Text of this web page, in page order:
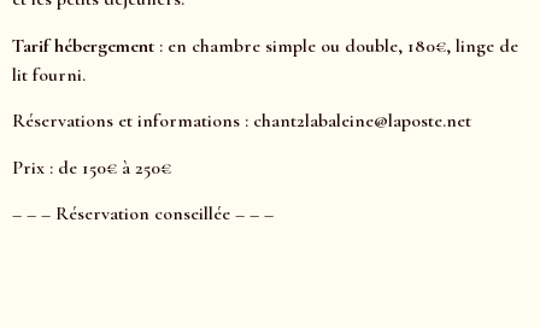
Tarif hébergement : en chambre simple ou double, 180€, linge de
lit fourni.
Réservations et informations : chant2labaleine@laposte.net
Prix : de 150€ à 250€
– – – Réservation conseillée – – –